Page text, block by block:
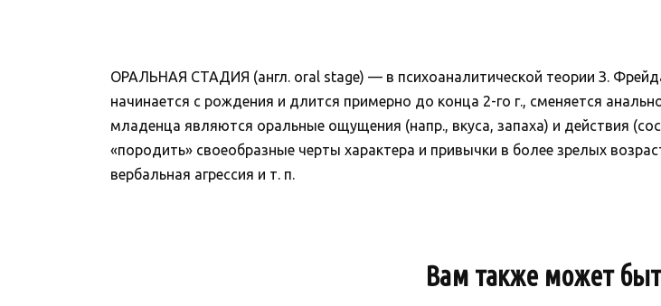
ОРАЛЬНАЯ СТАДИЯ (англ. oral stage) — в психоаналитической теории З.
начинается с рождения и длится примерно до конца 2-го г., сменяется
младенца являются оральные ощущения (напр., вкуса, запаха) и действия
«породить» своеобразные черты характера и привычки в более зрелых
вербальная агрессия и т. п.
Вам также может